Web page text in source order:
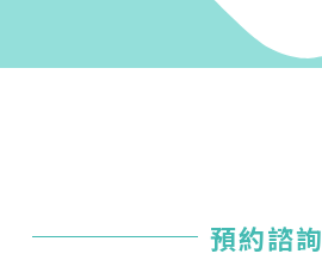
預約諮詢